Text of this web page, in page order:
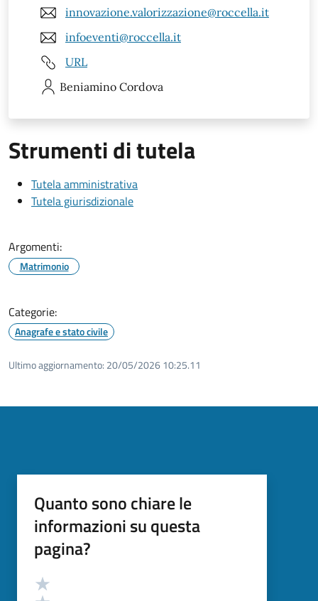
innovazione.valorizzazione@roccella.it
infoeventi@roccella.it
URL
Beniamino Cordova
Strumenti di tutela
Tutela amministrativa
Tutela giurisdizionale
Argomenti:
Matrimonio
Categorie:
Anagrafe e stato civile
Ultimo aggiornamento: 20/05/2026 10:25.11
Quanto sono chiare le
informazioni su questa
pagina?
Valutazione